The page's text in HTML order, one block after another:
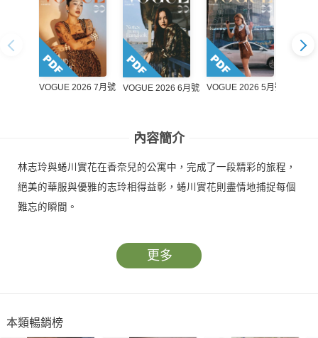
VOGUE 2026 7月號 VOGUE 2026 6月號 VOGUE 2026 5月號
內容簡介
林志玲與蜷川實花在香奈兒的公寓中，完成了一段精彩的旅程，
絕美的華服與優雅的志玲相得益彰，蜷川實花則盡情地捕捉每個
難忘的瞬間。
更多
本類暢銷榜